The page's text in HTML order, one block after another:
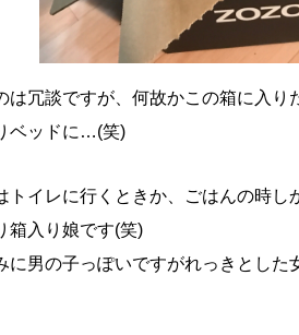
は冗談ですが、何故かこの箱に入り
ベッドに…(笑)
トイレに行くときか、ごはんの時し
箱入り娘です(笑)
に男の子っぽいですがれっきとした